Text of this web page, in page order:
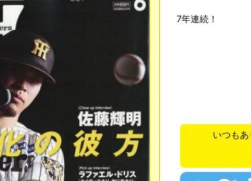
7年連続！
いつも